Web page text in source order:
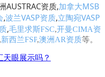
AUSTRAC资质,加拿大MSB
,波兰VASP资质,立陶宛VASP
,毛里求斯FSC,开曼CIMA资
,新西兰FSP,澳洲AR资质等。
天眼展示吗？